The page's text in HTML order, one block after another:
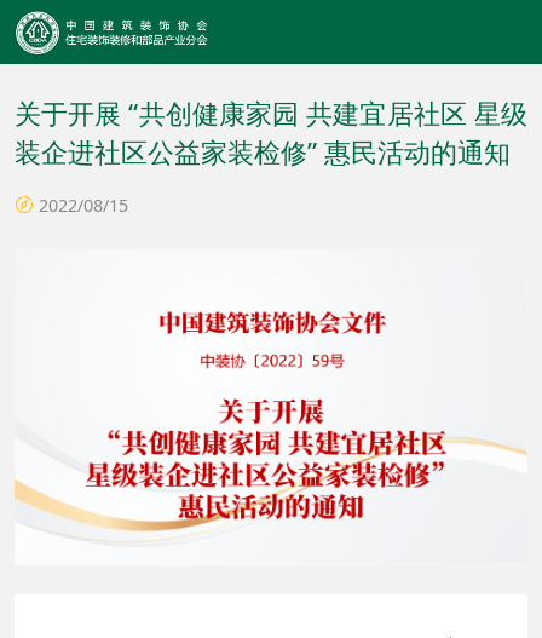
关于开展 “共创健康家园 共建宜居社区 星级
装企进社区公益家装检修” 惠民活动的通知
2022/08/15